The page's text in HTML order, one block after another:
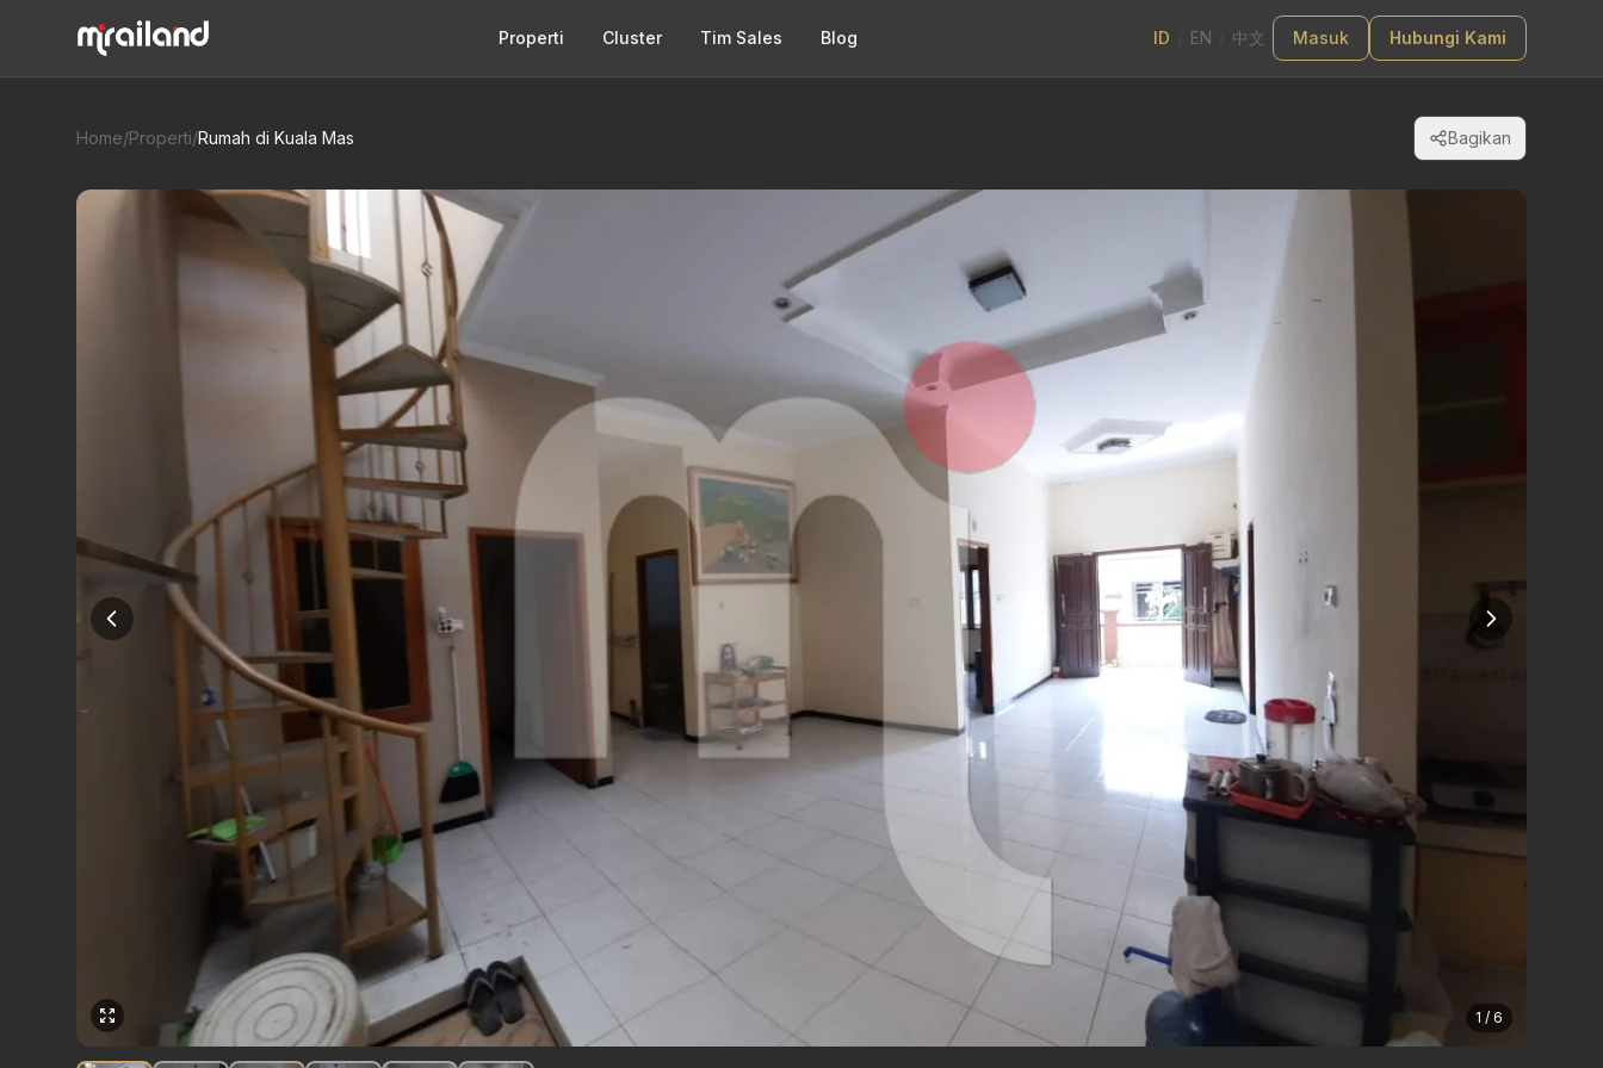
Properti Cluster Tim Sales Blog ID EN 中文 Masuk Hubungi Kami
Home/Properti/Rumah di Kuala Mas Bagikan
1 / 6